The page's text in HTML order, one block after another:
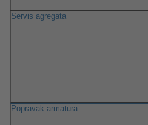
Servis agregata
Popravak armatura